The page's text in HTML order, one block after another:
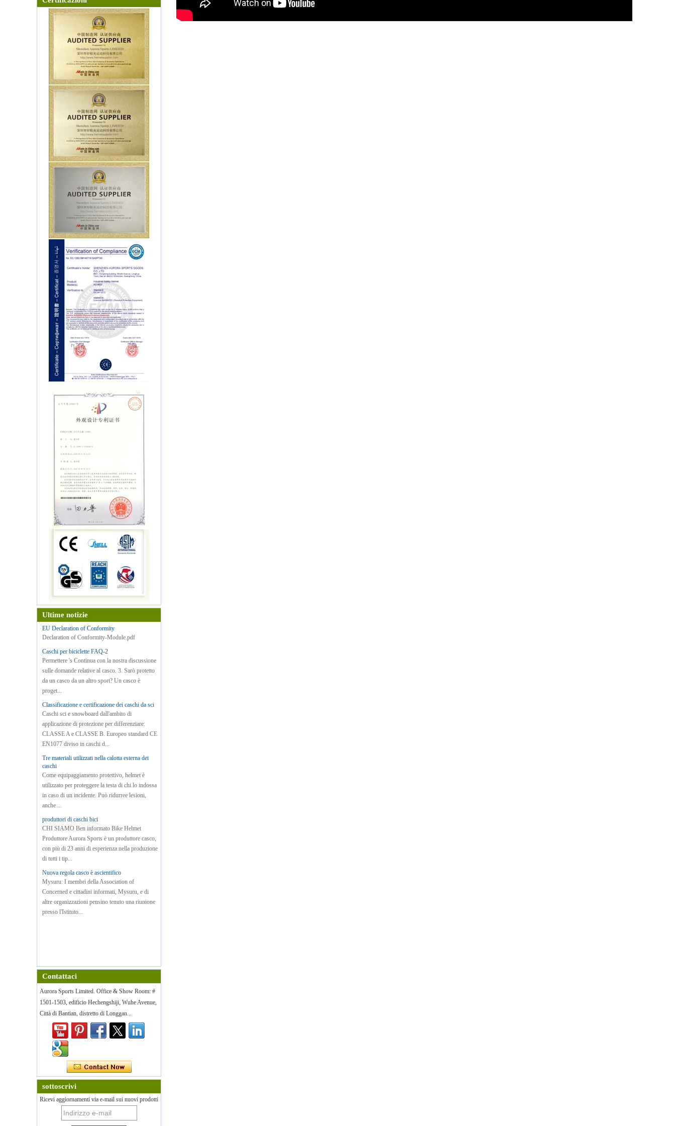
Ultime notizie
EU Declaration of Conformity
Declaration of Conformity-Module.pdf
Caschi per biciclette FAQ-2
Permettere 's Continua con la nostra discussione
sulle domande relative al casco. 3. Sarò protetto
da un casco da un altro sport? Un casco è
proget...
Classificazione e certificazione dei caschi da sci
Caschi sci e snowboard dall'ambito di
applicazione di protezione per differenziare:
CLASSE A e CLASSE B. Europeo standard CE
EN1077 diviso in caschi d...
Tre materiali utilizzati nella calotta esterna dei
caschi
Come equipaggiamento protettivo, helmet è
utilizzato per proteggere la testa di chi lo indossa
in caso di un incidente. Può ridurree lesioni,
anche ...
produttori di caschi bici
CHI SIAMO Ben informato Bike Helmet
Produttore Aurora Sports è un produttore casco,
con più di 23 anni di esperienza nella produzione
di tutti i tip...
Nuova regola casco è ascientifico
Mysuru: I membri della Association of
Concerned e cittadini informati, Mysuru, e di
altre organizzazioni pensino tenuto una riunione
presso l'Istituto...
Contattaci
Aurora Sports Limited. Office & Show Room: #
1501-1503, edificio Hechengshiji, Wuhe Avenue,
Città di Bantian, distretto di Longgan...
sottoscrivi
Ricevi aggiornamenti via e-mail sui nuovi prodotti